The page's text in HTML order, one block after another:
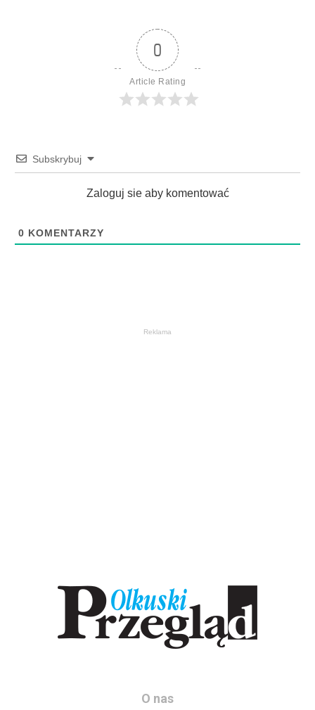
0
Article Rating
Subskrybuj
Zaloguj sie aby komentować
0 KOMENTARZY
Reklama
O nas